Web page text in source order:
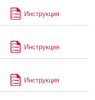
Инструкция
Инструкция
Инструкция